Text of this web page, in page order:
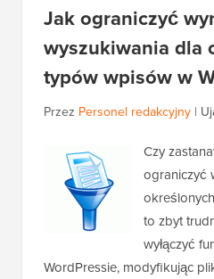
Jak ograniczyć
wyszukiwania dla
typów wpisów w
Przez Personel redakcyjny |
Czy
ograniczyć
to zbyt
wyłączyć
WordPressie, modyfikując